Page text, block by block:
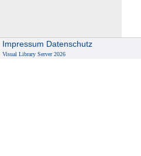
Impressum Datenschutz
Visual Library Server 2026